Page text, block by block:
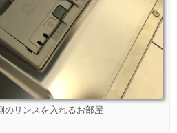
のリンスを入れるお部屋